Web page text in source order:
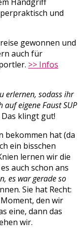
Handgriff
und
gewonnen und
auch für
>> Infos
erlernen, sodass ihr
eigene Faust SUP
klingt gut!
bekommen hat (da
ein bisschen
lernen wir die
auch schon ans
es war gerade so
Sie hat Recht:
den wir
eine, dann das
wir.